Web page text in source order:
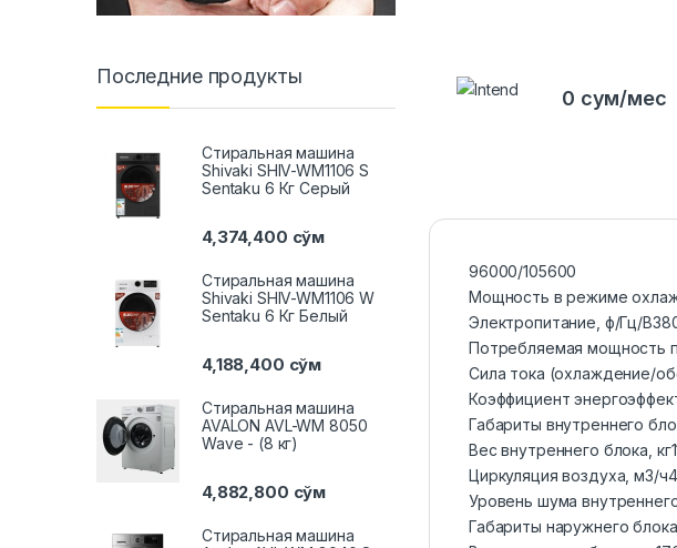
0 сум/мес
96000/105600
Мощность в режиме
Электропитание, ф/Гц/В
Потребляемая мощность
Сила тока (охлаждение/
Коэффициент
Габариты внутреннего
Вес внутреннего блока, кг
Циркуляция воздуха, м3/ч
Уровень шума
Габариты наружнего
Последние продукты
Стиральная машина
Shivaki SHIV-WM1106 S
Sentaku 6 Кг Серый
4,374,400 сўм
Стиральная машина
Shivaki SHIV-WM1106 W
Sentaku 6 Кг Белый
4,188,400 сўм
Стиральная машина
AVALON AVL-WM 8050
Wave - (8 кг)
4,882,800 сўм
Стиральная машина